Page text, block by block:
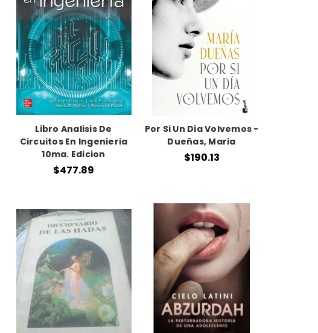
Libro Analisis De
Circuitos En Ingenieria
10ma. Edicion
$477.89
Por Si Un Dia Volvemos -
Dueñas, Maria
$190.13